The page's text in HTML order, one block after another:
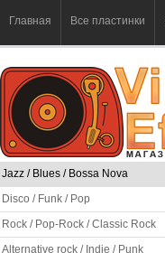
Главная Все пластинки
Jazz / Blues / Bossa Nova
Disco / Funk / Pop
Rock / Pop-Rock / Classic Rock
Alternative rock / Indie / Punk